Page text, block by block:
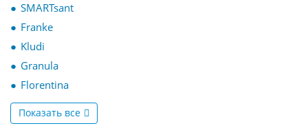
SMARTsant
Franke
Kludi
Granula
Florentina
Показать все